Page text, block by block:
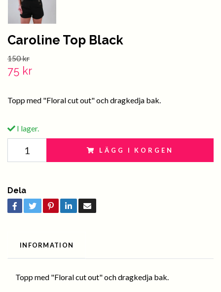
Caroline Top Black
150 kr
75 kr
Topp med "Floral cut out" och dragkedja bak.
I lager.
LÄGG I KORGEN
Dela
INFORMATION
Topp med "Floral cut out" och dragkedja bak.